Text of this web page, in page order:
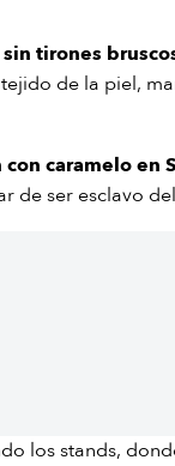
sin tirones
de la piel,
caramelo en
de ser esclavo
los stands,